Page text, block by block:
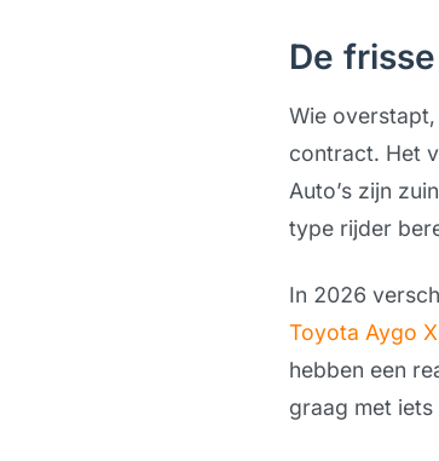
De
Wie
contract. Het
Auto’s zijn
type rijder
In 2026
Toyota Aygo X
hebben een
graag met